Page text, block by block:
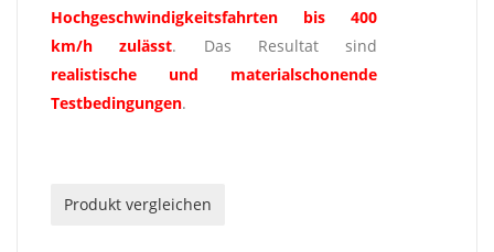
Hochgeschwindigkeitsfahrten bis 400
km/hzulässt. Das Resultat sind
realistische und materialschonende
Testbedingungen.
Produkt vergleichen